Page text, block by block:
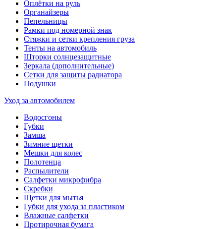
Оплётки на руль
Органайзеры
Пепельницы
Рамки под номерной знак
Стяжки и сетки крепления груза
Тенты на автомобиль
Шторки солнцезащитные
Зеркала (дополнительные)
Сетки для защиты радиатора
Подушки
Уход за автомобилем
Водосгоны
Губки
Замша
Зимние щетки
Мешки для колес
Полотенца
Распылители
Салфетки микрофибра
Скребки
Щетки для мытья
Губки для ухода за пластиком
Влажные салфетки
Протирочная бумага